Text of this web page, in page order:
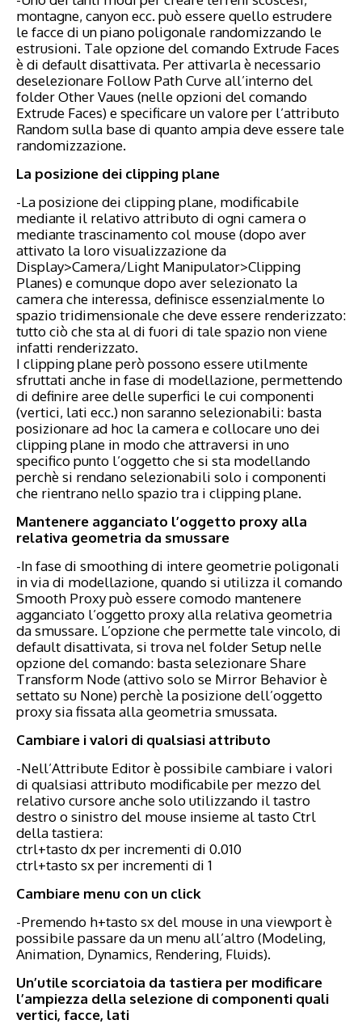
montagne, canyon ecc. può essere quello estrudere
le facce di un piano poligonale randomizzando le
estrusioni. Tale opzione del comando Extrude Faces
è di default disattivata. Per attivarla è necessario
deselezionare Follow Path Curve all’interno del
folder Other Vaues (nelle opzioni del comando
Extrude Faces) e specificare un valore per l’attributo
Random sulla base di quanto ampia deve essere tale
randomizzazione.
La posizione dei clipping plane
-La posizione dei clipping plane, modificabile
mediante il relativo attributo di ogni camera o
mediante trascinamento col mouse (dopo aver
attivato la loro visualizzazione da
Display>Camera/Light Manipulator>Clipping
Planes) e comunque dopo aver selezionato la
camera che interessa, definisce essenzialmente lo
spazio tridimensionale che deve essere renderizzato:
tutto ciò che sta al di fuori di tale spazio non viene
infatti renderizzato.
I clipping plane però possono essere utilmente
sfruttati anche in fase di modellazione, permettendo
di definire aree delle superfici le cui componenti
(vertici, lati ecc.) non saranno selezionabili: basta
posizionare ad hoc la camera e collocare uno dei
clipping plane in modo che attraversi in uno
specifico punto l’oggetto che si sta modellando
perchè si rendano selezionabili solo i componenti
che rientrano nello spazio tra i clipping plane.
Mantenere agganciato l’oggetto proxy alla
relativa geometria da smussare
-In fase di smoothing di intere geometrie poligonali
in via di modellazione, quando si utilizza il comando
Smooth Proxy può essere comodo mantenere
agganciato l’oggetto proxy alla relativa geometria
da smussare. L’opzione che permette tale vincolo, di
default disattivata, si trova nel folder Setup nelle
opzione del comando: basta selezionare Share
Transform Node (attivo solo se Mirror Behavior è
settato su None) perchè la posizione dell’oggetto
proxy sia fissata alla geometria smussata.
Cambiare i valori di qualsiasi attributo
-Nell’Attribute Editor è possibile cambiare i valori
di qualsiasi attributo modificabile per mezzo del
relativo cursore anche solo utilizzando il tastro
destro o sinistro del mouse insieme al tasto Ctrl
della tastiera:
ctrl+tasto dx per incrementi di 0.010
ctrl+tasto sx per incrementi di 1
Cambiare menu con un click
-Premendo h+tasto sx del mouse in una viewport è
possibile passare da un menu all’altro (Modeling,
Animation, Dynamics, Rendering, Fluids).
Un’utile scorciatoia da tastiera per modificare
l’ampiezza della selezione di componenti quali
vertici, facce, lati